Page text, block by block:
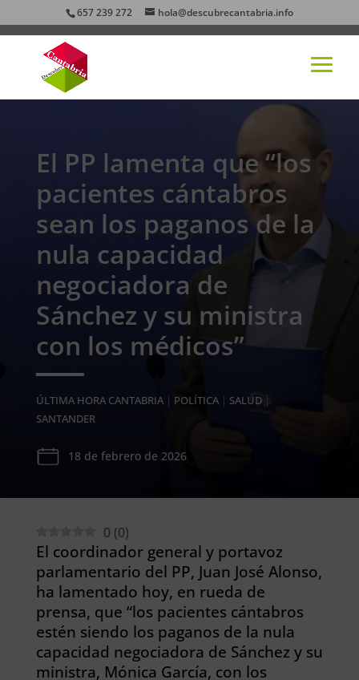
657 239 272 hola@descubrecantabria.info
El PP lamenta que “los
pacientes cántabros
sean los paganos de la
nula capacidad
negociadora de
Sánchez y su ministra
con los médicos”
ÚLTIMA HORA CANTABRIA| POLÍTICA| SALUD|
SANTANDER
18 de febrero de 2026
0 (0)
El coordinador general y portavoz
parlamentario del PP, Juan José Alonso,
ha lamentado hoy, en rueda de
prensa, que “los pacientes cántabros
estén siendo los paganos de la nula
capacidad negociadora de Sánchez y su
ministra, Mónica García, con los